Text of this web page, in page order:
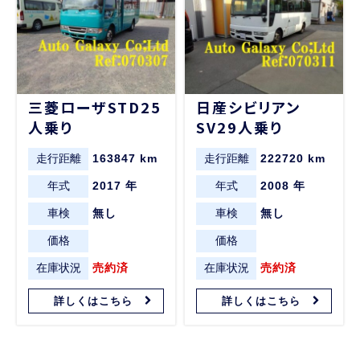
三菱ローザSTD25
人乗り
走行距離 163847 km
年式 2017 年
車検 無し
価格
在庫状況 売約済
詳しくはこちら
日産シビリアン
SV29人乗り
走行距離 222720 km
年式 2008 年
車検 無し
価格
在庫状況 売約済
詳しくはこちら